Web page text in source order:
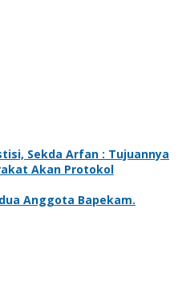
Sekda Arfan : Tujuannya
Akan Protokol
Anggota Bapekam.